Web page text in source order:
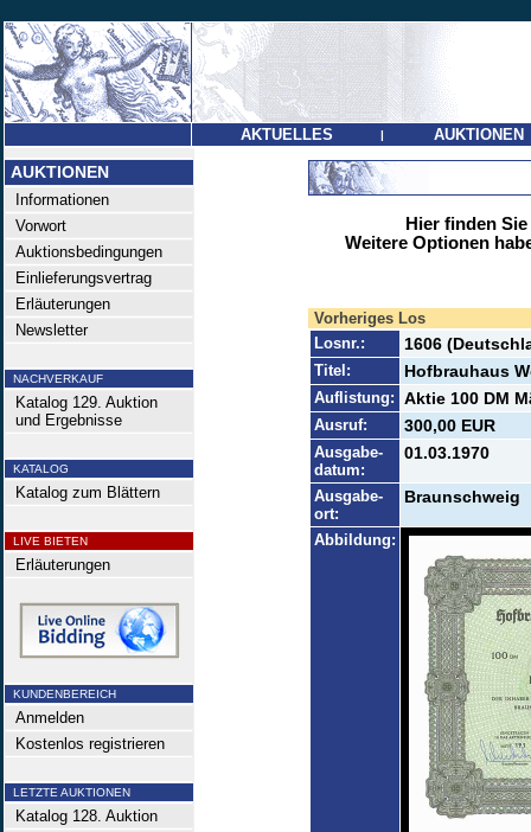
AKTUELLES | AUKTIONEN
AUKTIONEN
Informationen
Vorwort
Auktionsbedingungen
Einlieferungsvertrag
Erläuterungen
Newsletter
NACHVERKAUF
Katalog 129. Auktion
und Ergebnisse
KATALOG
Katalog zum Blättern
LIVE BIETEN
Erläuterungen
KUNDENBEREICH
Anmelden
Kostenlos registrieren
LETZTE AUKTIONEN
Katalog 128. Auktion
Hier finden
Weitere Optionen
Vorheriges Los
Losnr.:
1606
Titel: Hofbrauhaus
Auflistung: Aktie 100 DM
Ausruf: 300,00 EUR
Ausgabe-
datum:
01.03.1970
Ausgabe-
ort:
Braunschweig
Abbildung: